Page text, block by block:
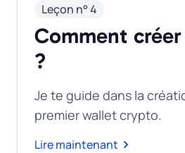
Leçon n° 4
Comment
?
Je te guide dans la
premier wallet crypto.
Lire maintenant